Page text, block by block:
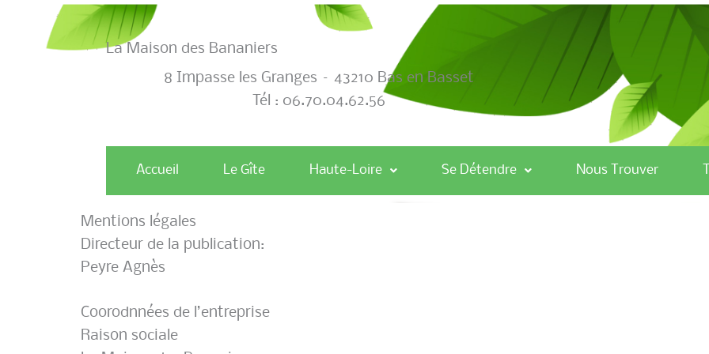
La Maison des Bananiers
8 Impasse les Granges – 43210 Bas en Basset
Tél : 06.70.04.62.56
Accueil Le Gîte Haute-Loire Se Détendre Nous Trouver
Mentions légales
Directeur de la publication:
Peyre Agnès
Coorodnnées de l’entreprise
Raison sociale